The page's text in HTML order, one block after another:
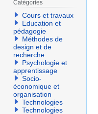
Catégories
Cours et travaux
Education et
pédagogie
Méthodes de
design et de
recherche
Psychologie et
apprentissage
Socio-
économique et
organisation
Technologies
Technologies